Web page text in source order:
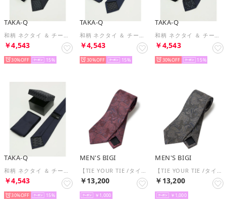
TAKA-Q
￥4,543
30% 15
TAKA-Q
￥4,543
30% 15
TAKA-Q
￥4,543
30% 15
TAKA-Q
￥4,543
30% 15
MEN'S BIGI
￥13,200
￥1,000
MEN'S BIGI
￥13,200
￥1,000